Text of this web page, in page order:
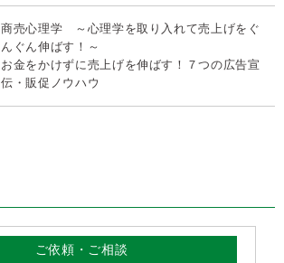
商売心理学 ～心理学を取り入れて売上げをぐ
んぐん伸ばす！～
お金をかけずに売上げを伸ばす！７つの広告宣
伝・販促ノウハウ
ご依頼・ご相談